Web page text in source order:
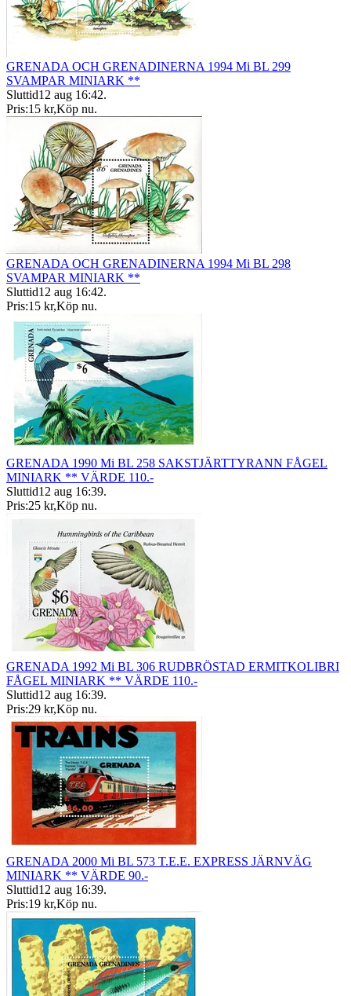
GRENADA OCH GRENADINERNA 1994 Mi BL 299
SVAMPAR MINIARK **
Sluttid12 aug 16:42.
Pris:15 kr,Köp nu.
GRENADA OCH GRENADINERNA 1994 Mi BL 298
SVAMPAR MINIARK **
Sluttid12 aug 16:42.
Pris:15 kr,Köp nu.
GRENADA 1990 Mi BL 258 SAKSTJÄRTTYRANN FÅGEL
MINIARK ** VÄRDE 110.-
Sluttid12 aug 16:39.
Pris:25 kr,Köp nu.
GRENADA 1992 Mi BL 306 RUDBRÖSTAD ERMITKOLIBRI
FÅGEL MINIARK ** VÄRDE 110.-
Sluttid12 aug 16:39.
Pris:29 kr,Köp nu.
GRENADA 2000 Mi BL 573 T.E.E. EXPRESS JÄRNVÄG
MINIARK ** VÄRDE 90.-
Sluttid12 aug 16:39.
Pris:19 kr,Köp nu.